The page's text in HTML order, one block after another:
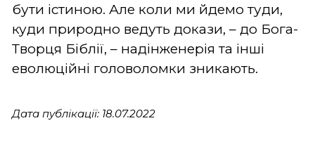
бути істиною. Але коли ми йдемо туди,
куди природно ведуть докази, – до Бога-
Творця Біблії, – надінженерія та інші
еволюційні головоломки зникають.
Дата публікації: 18.07.2022